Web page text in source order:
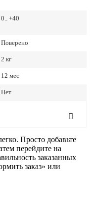
0.. +40
Поверено
2 кг
12 мес
Нет
Просто добавьте
перейдите на
заказанных
заказ» или